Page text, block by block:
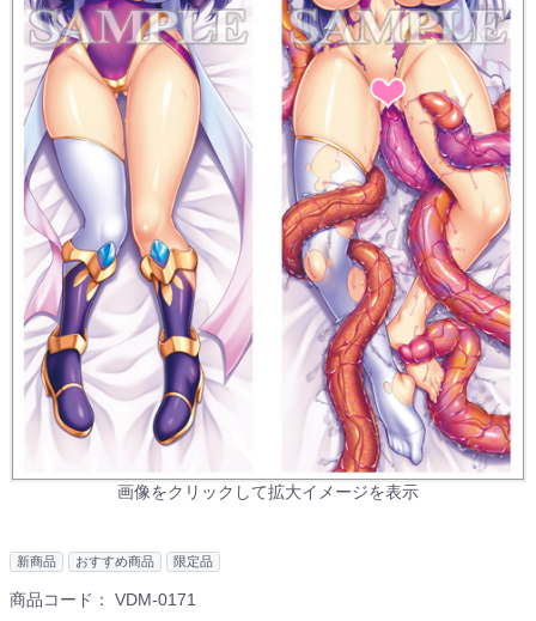
画像をクリックして拡大イメージを表示
新商品 おすすめ商品 限定品
商品コード： VDM-0171